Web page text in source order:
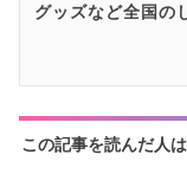
グッズなど全国の
この記事を読んだ人